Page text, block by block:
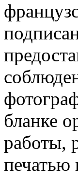
бланке
работы,
печатью